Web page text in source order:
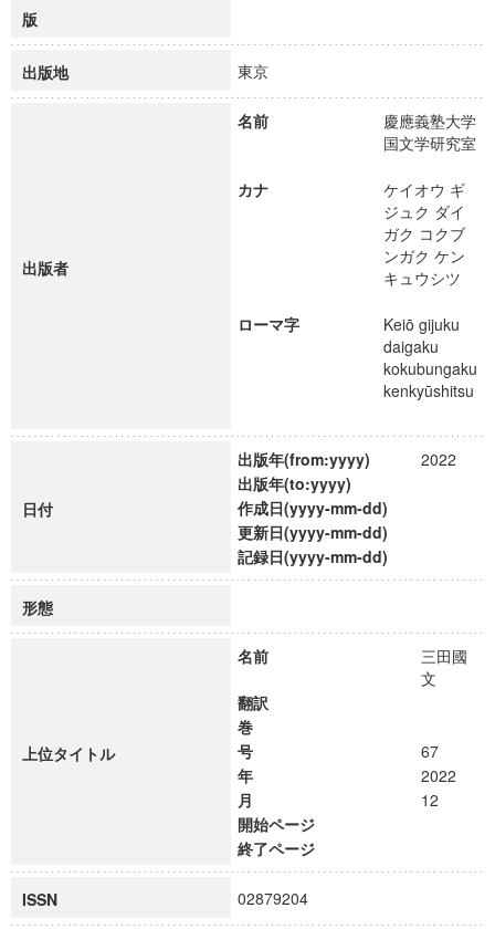
版
出版地 東京
出版者
名前
慶應義塾大学
国文学研究室
カナ
ケイオウ ギ
ジュク ダイ
ガク コクブ
ンガク ケン
キュウシツ
ローマ字
Keiō gijuku
daigaku
kokubungaku
kenkyūshitsu
日付
出版年(from:yyyy)
2022
出版年(to:yyyy)
作成日(yyyy-mm-dd)
更新日(yyyy-mm-dd)
記録日(yyyy-mm-dd)
形態
上位タイトル
名前
三田國
文
翻訳
巻
号
67
年
2022
月
12
開始ページ
終了ページ
ISSN 02879204